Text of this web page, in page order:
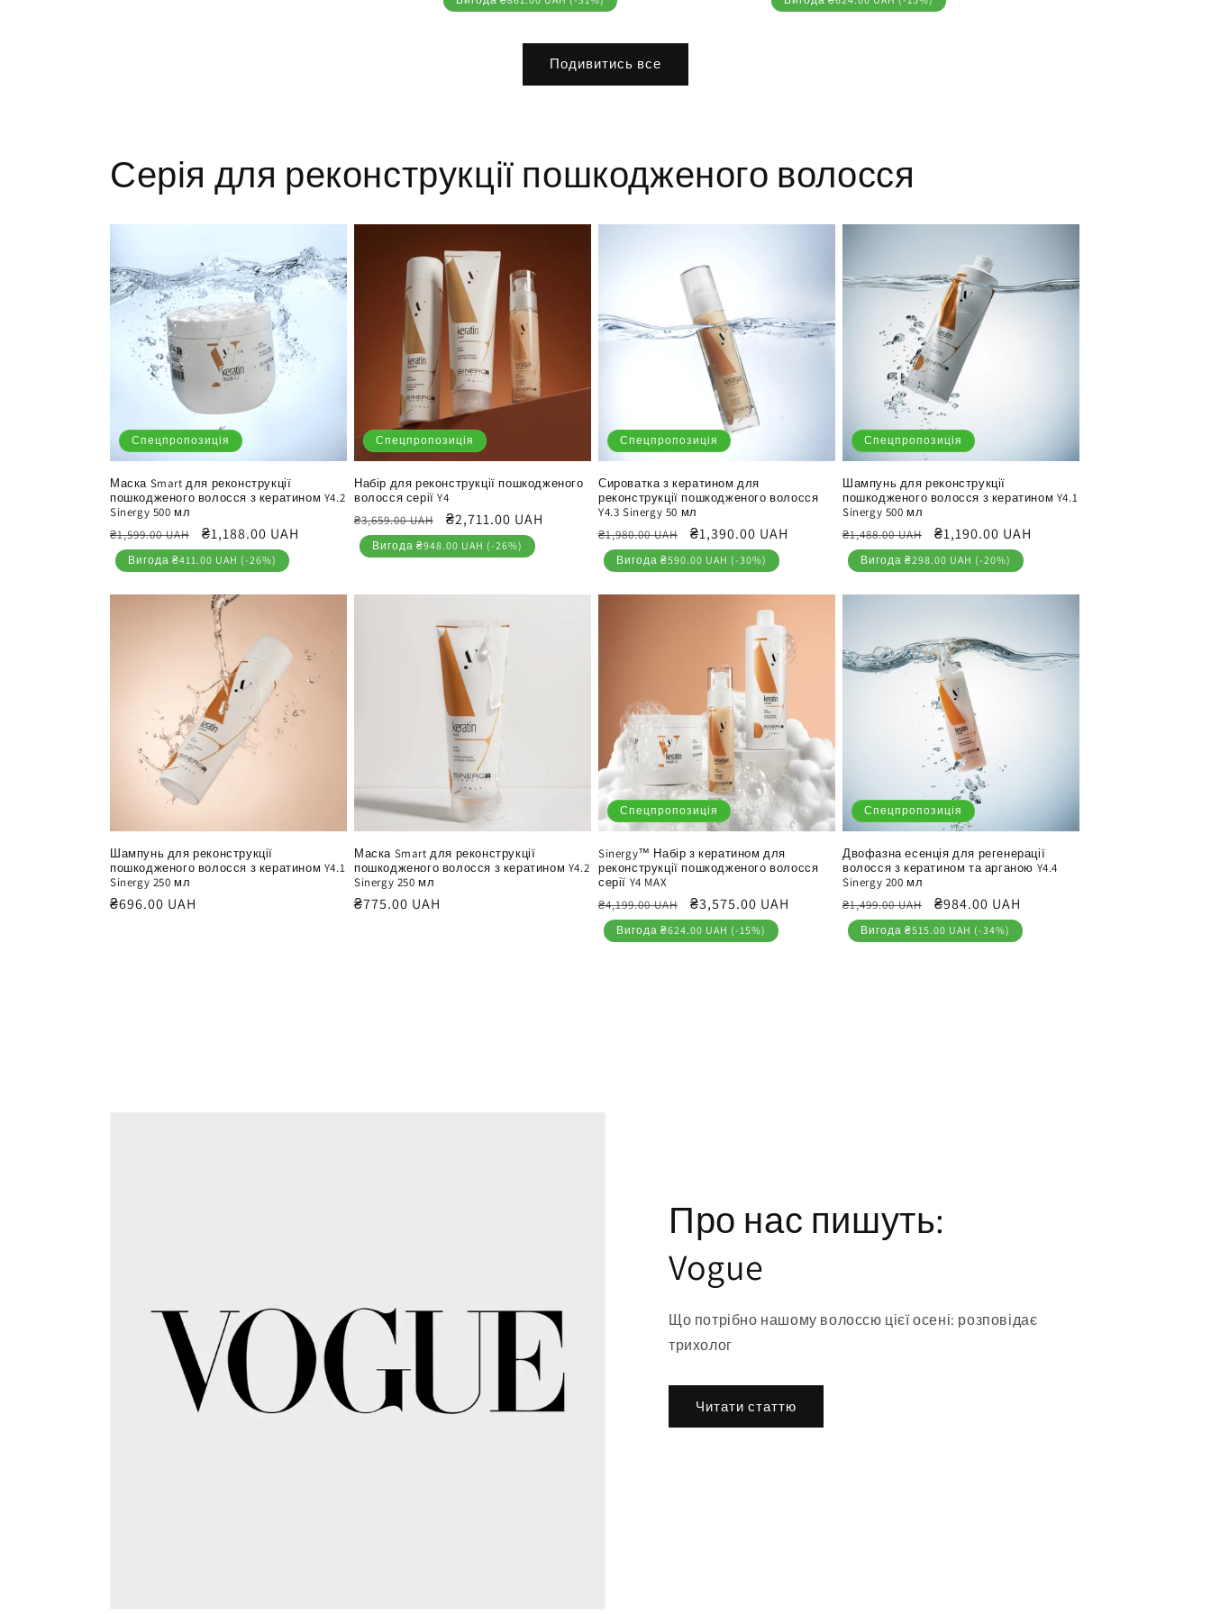
Подивитись все
Серія для реконструкції пошкодженого волосся
Спецпропозиція
Маска Smart для реконструкції
пошкодженого волосся з кератином Y4.2
Sinergy 500 мл
Звичайна
ціна
₴1,599.00 UAH
Ціна
продажу
₴1,188.00 UAH
Вигода ₴411.00 UAH (-26%)
Спецпропозиція
Набір для реконструкції пошкодженого
волосся серії Y4
Звичайна
ціна
₴3,659.00 UAH
Ціна
продажу
₴2,711.00 UAH
Вигода ₴948.00 UAH (-26%)
Спецпропозиція
Сироватка з кератином для
реконструкції пошкодженого волосся
Y4.3 Sinergy 50 мл
Звичайна
ціна
₴1,980.00 UAH
Ціна
продажу
₴1,390.00 UAH
Вигода ₴590.00 UAH (-30%)
Спецпропозиція
Шампунь для реконструкції
пошкодженого волосся з кератином Y4.1
Sinergy 500 мл
Звичайна
ціна
₴1,488.00 UAH
Ціна
продажу
₴1,190.00 UAH
Вигода ₴298.00 UAH (-20%)
Шампунь для реконструкції
пошкодженого волосся з кератином Y4.1
Sinergy 250 мл
Звичайна
₴696.00 UAH
Маска Smart для реконструкції
пошкодженого волосся з кератином Y4.2
Sinergy 250 мл
Звичайна
₴775.00 UAH
Спецпропозиція
Sinergy™ Набір з кератином для
реконструкції пошкодженого волосся
серії Y4 MAX
Звичайна
ціна
₴4,199.00 UAH
Ціна
продажу
₴3,575.00 UAH
Вигода ₴624.00 UAH (-15%)
Спецпропозиція
Двофазна есенція для регенерації
волосся з кератином та арганою Y4.4
Sinergy 200 мл
Звичайна
ціна
₴1,499.00 UAH
Ціна
продажу
₴984.00 UAH
Вигода ₴515.00 UAH (-34%)
Про нас пишуть:
Vogue
Що потрібно нашому волоссю цієї осені: розповідає
трихолог
Читати статтю